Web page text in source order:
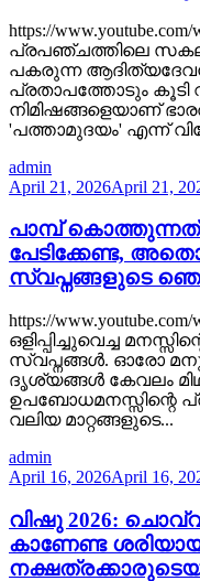
https://
പ്രപഞ്ചത്തിലെ
പകരുന്ന
പ്രതാപത്തോടും കൂടി
നിമിഷങ്ങളെയാണ്
'പത്താമുദയം' എന്ന്
admin
April 21, 2026April 21,
പാമ്പ് കൊത്തുന്നത്
പേടിക്കേണ്ട,
സ്വപ്നങ്ങളുടെ
https://
ഒളിപ്പിച്ചുവെച്ച
സ്വപ്നങ്ങൾ. ഓരോ
ദൃശ്യങ്ങൾ കേവലം
ഉപബോധമനസ്സിന്റെ
വലിയ മാറ്റങ്ങളുടെ...
admin
April 16, 2026April 16,
വിഷു 2026:
കാണേണ്ട